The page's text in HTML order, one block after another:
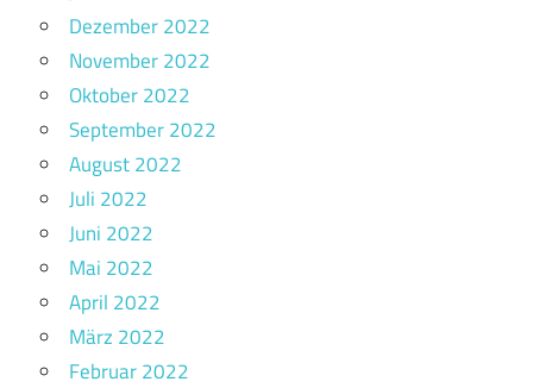
Dezember 2022
November 2022
Oktober 2022
September 2022
August 2022
Juli 2022
Juni 2022
Mai 2022
April 2022
März 2022
Februar 2022